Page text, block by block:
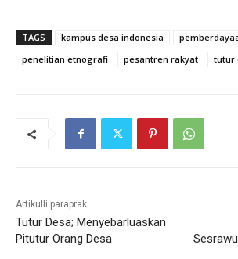
TAGS kampus desa indonesia
penelitian etnografi
pesantren rakyat tutur
Artikulli paraprak
Tutur Desa; Menyebarluaskan
Pitutur Orang Desa